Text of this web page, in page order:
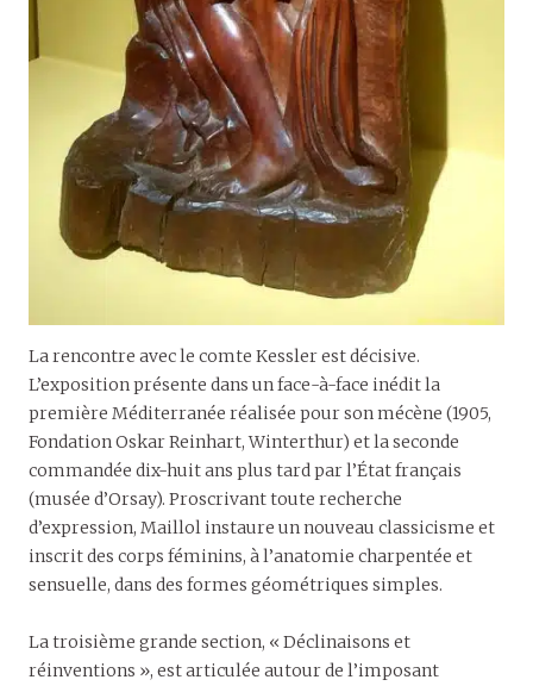
La rencontre avec le comte Kessler est décisive.
L’exposition présente dans un face-à-face inédit la
première Méditerranée réalisée pour son mécène (1905,
Fondation Oskar Reinhart, Winterthur) et la seconde
commandée dix-huit ans plus tard par l’État français
(musée d’Orsay). Proscrivant toute recherche
d’expression, Maillol instaure un nouveau classicisme et
inscrit des corps féminins, à l’anatomie charpentée et
sensuelle, dans des formes géométriques simples.
La troisième grande section, « Déclinaisons et
réinventions », est articulée autour de l’imposant